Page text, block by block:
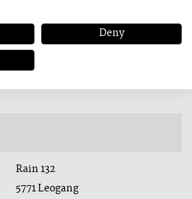
Rain 132
5771 Leogang
Deny